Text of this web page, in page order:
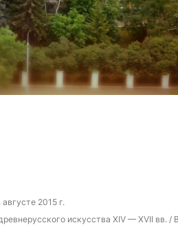
2015 г.
искусства XIV — XVII вв. /